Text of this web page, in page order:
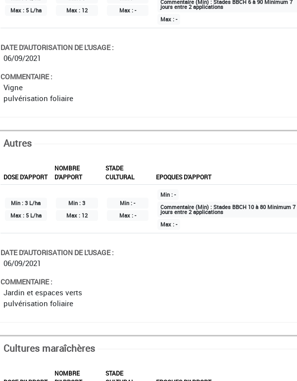
Max : 5 L/ha
Max : 12
Max : -
Commentaire (Min) : Stades BBCH 6 à 90 Minimum 7
jours entre 2 applications
Max : -
DATE D'AUTORISATION DE L'USAGE :
06/09/2021
COMMENTAIRE :
Vigne
pulvérisation foliaire
Autres
DOSE D'APPORT
NOMBRE
D'APPORT
STADE
CULTURAL
EPOQUES D'APPORT
Min :3 L/ha
Max : 5 L/ha
Min :3
Max : 12
Min :-
Max : -
Min : -
Commentaire (Min) : Stades BBCH 10 à 80 Minimum 7
jours entre 2 applications
Max : -
DATE D'AUTORISATION DE L'USAGE :
06/09/2021
COMMENTAIRE :
Jardin et espaces verts
pulvérisation foliaire
Cultures maraîchères
NOMBRE
STADE